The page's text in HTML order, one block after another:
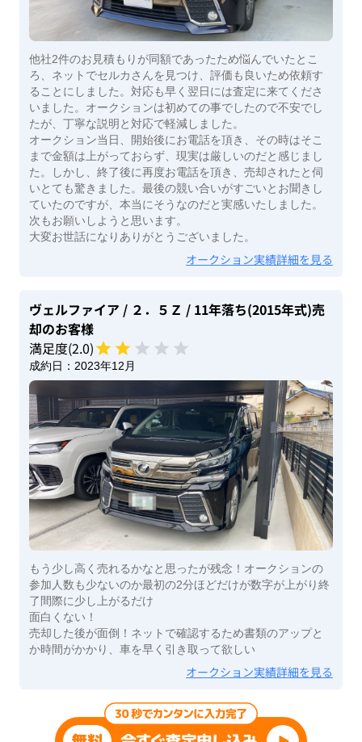
他社2件のお見積もりが同額であったため悩んでいたとこ
ろ、ネットでセルカさんを見つけ、評価も良いため依頼す
ることにしました。対応も早く翌日には査定に来てくださ
いました。オークションは初めての事でしたので不安でし
たが、丁寧な説明と対応で軽減しました。
オークション当日、開始後にお電話を頂き、その時はそこ
まで金額は上がっておらず、現実は厳しいのだと感じまし
た。しかし、終了後に再度お電話を頂き、売却されたと伺
いとても驚きました。最後の競い合いがすごいとお聞きし
ていたのですが、本当にそうなのだと実感いたしました。
次もお願いしようと思います。
大変お世話になりありがとうございました。
オークション実績詳細を見る
ヴェルファイア / ２．５Ｚ / 11年落ち(2015年式)売
却のお客様
満足度(2.0)
成約日： 2023年12月
もう少し高く売れるかなと思ったが残念！オークションの
参加人数も少ないのか最初の2分ほどだけが数字が上がり終
了間際に少し上がるだけ
面白くない！
売却した後が面倒！ネットで確認するため書類のアップと
か時間がかかり、車を早く引き取って欲しい
オークション実績詳細を見る